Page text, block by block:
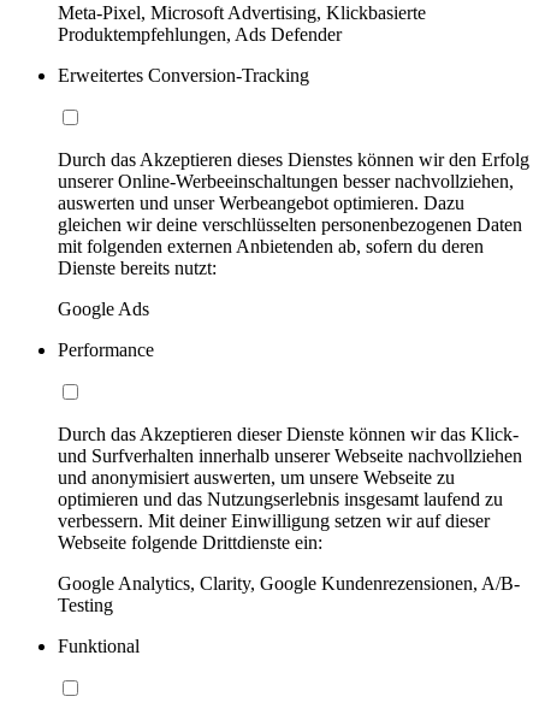
Meta-Pixel, Microsoft Advertising, Klickbasierte
Produktempfehlungen, Ads Defender
Erweitertes Conversion-Tracking
Durch das Akzeptieren dieses Dienstes können wir den Erfolg
unserer Online-Werbeeinschaltungen besser nachvollziehen,
auswerten und unser Werbeangebot optimieren. Dazu
gleichen wir deine verschlüsselten personenbezogenen Daten
mit folgenden externen Anbietenden ab, sofern du deren
Dienste bereits nutzt:
Google Ads
Performance
Durch das Akzeptieren dieser Dienste können wir das Klick-
und Surfverhalten innerhalb unserer Webseite nachvollziehen
und anonymisiert auswerten, um unsere Webseite zu
optimieren und das Nutzungserlebnis insgesamt laufend zu
verbessern. Mit deiner Einwilligung setzen wir auf dieser
Webseite folgende Drittdienste ein:
Google Analytics, Clarity, Google Kundenrezensionen, A/B-
Testing
Funktional